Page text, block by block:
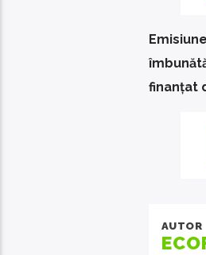
finanțat
AUTOR